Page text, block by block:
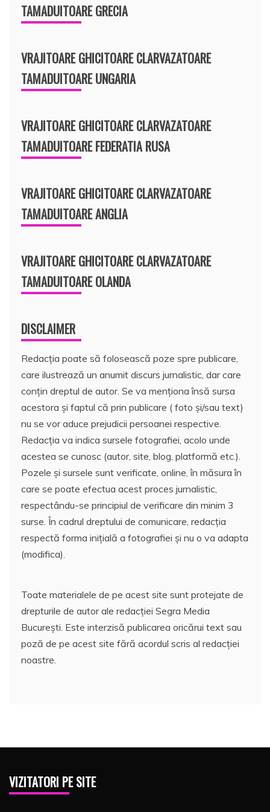
TAMADUITOARE GRECIA
VRAJITOARE GHICITOARE CLARVAZATOARE
TAMADUITOARE UNGARIA
VRAJITOARE GHICITOARE CLARVAZATOARE
TAMADUITOARE FEDERATIA RUSA
VRAJITOARE GHICITOARE CLARVAZATOARE
TAMADUITOARE ANGLIA
VRAJITOARE GHICITOARE CLARVAZATOARE
TAMADUITOARE OLANDA
DISCLAIMER
Redacția poate să folosească poze spre publicare,
care ilustrează un anumit discurs jurnalistic, dar care
conțin dreptul de autor. Se va menționa însă sursa
acestora și faptul că prin publicare ( foto și/sau text)
nu se vor aduce prejudicii persoanei respective.
Redacția va indica sursele fotografiei, acolo unde
acestea se cunosc (autor, site, blog, platformă etc.).
Pozele și sursele sunt verificate, online, în măsura în
care se poate efectua acest proces jurnalistic,
respectându-se principiul de verificare din minim 3
surse. În cadrul dreptului de comunicare, redacția
respectă forma inițială a fotografiei și nu o va adapta
(modifica).
Toate materialele de pe acest site sunt protejate de
drepturile de autor ale redacției Segra Media
București. Este interzisă publicarea oricărui text sau
poză de pe acest site fără acordul scris al redacției
noastre.
VIZITATORI PE SITE